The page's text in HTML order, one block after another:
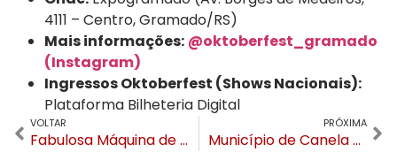
4111 – Centro, Gramado/RS)
Mais informações: @oktoberfest_gramado
(Instagram)
Ingressos Oktoberfest (Shows Nacionais):
Plataforma Bilheteria Digital
VOLTAR
Fabulosa Máquina de Doces comemora um ano em Gramado e projeta expansão após receber mais de 60 mil visitantes
PRÓXIMA
Município de Canela obtém R$ 5,4 milhões do Governo Federal para recuperação da Rota Panorâmica